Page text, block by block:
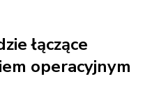
łączące
operacyjnym